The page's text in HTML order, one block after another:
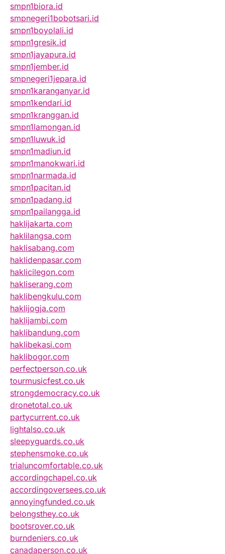
smpn1biora.id
smpnegeri1bobotsari.id
smpn1boyolali.id
smpn1gresik.id
smpn1jayapura.id
smpn1jember.id
smpnegeri1jepara.id
smpn1karanganyar.id
smpn1kendari.id
smpn1kranggan.id
smpn1lamongan.id
smpn1luwuk.id
smpn1madiun.id
smpn1manokwari.id
smpn1narmada.id
smpn1pacitan.id
smpn1padang.id
smpn1pailangga.id
haklijakarta.com
haklilangsa.com
haklisabang.com
haklidenpasar.com
haklicilegon.com
hakliserang.com
haklibengkulu.com
haklijogja.com
haklijambi.com
haklibandung.com
haklibekasi.com
haklibogor.com
perfectperson.co.uk
tourmusicfest.co.uk
strongdemocracy.co.uk
dronetotal.co.uk
partycurrent.co.uk
lightalso.co.uk
sleepyguards.co.uk
stephensmoke.co.uk
trialuncomfortable.co.uk
accordingchapel.co.uk
accordingoversees.co.uk
annoyingfunded.co.uk
belongsthey.co.uk
bootsrover.co.uk
burndeniers.co.uk
canadaperson.co.uk